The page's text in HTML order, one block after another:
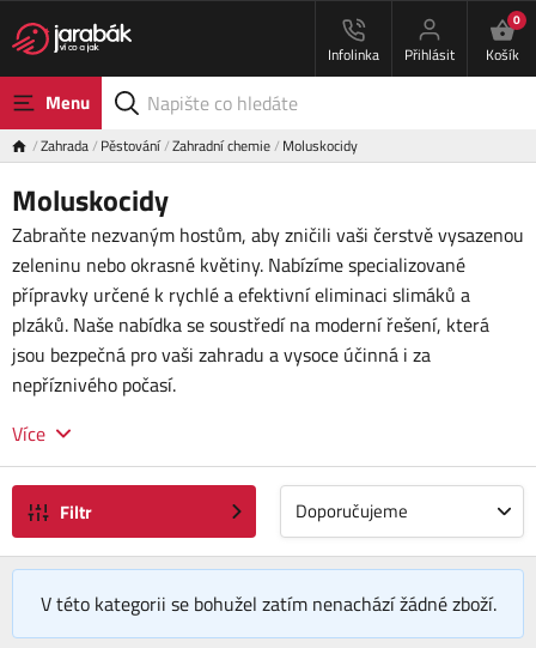
Infolinka Přihlásit
0
Košík
Menu
Zahrada Pěstování Zahradní chemie Moluskocidy
Moluskocidy
Zabraňte nezvaným hostům, aby zničili vaši čerstvě vysazenou
zeleninu nebo okrasné květiny. Nabízíme specializované
přípravky určené k rychlé a efektivní eliminaci slimáků a
plzáků. Naše nabídka se soustředí na moderní řešení, která
jsou bezpečná pro vaši zahradu a vysoce účinná i za
nepříznivého počasí.
Více
Filtr Doporučujeme
V této kategorii se bohužel zatím nenachází žádné zboží.